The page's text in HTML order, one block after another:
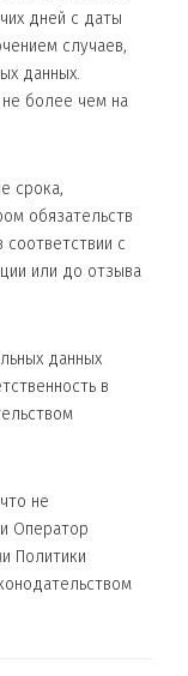
дней с даты
случаев,
данных.
более чем на
срока,
обязательств
с
или до отзыва
данных
в
не
Оператор
Политики